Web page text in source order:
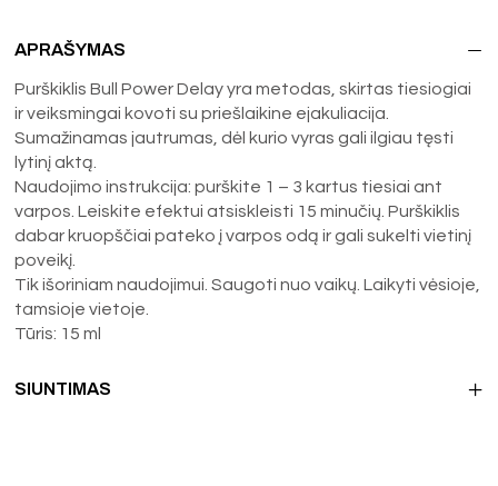
APRAŠYMAS
Purškiklis Bull Power Delay yra metodas, skirtas tiesiogiai
ir veiksmingai kovoti su priešlaikine ejakuliacija.
Sumažinamas jautrumas, dėl kurio vyras gali ilgiau tęsti
lytinį aktą.
Naudojimo instrukcija: purškite 1 – 3 kartus tiesiai ant
varpos. Leiskite efektui atsiskleisti 15 minučių. Purškiklis
dabar kruopščiai pateko į varpos odą ir gali sukelti vietinį
poveikį.
Tik išoriniam naudojimui. Saugoti nuo vaikų. Laikyti vėsioje,
tamsioje vietoje.
Tūris: 15 ml
SIUNTIMAS